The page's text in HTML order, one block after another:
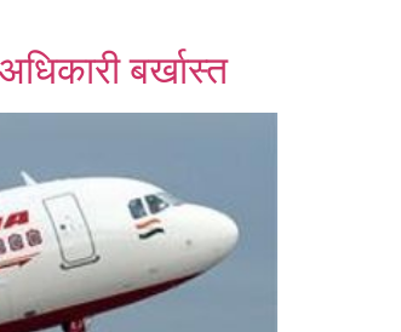
बर्खास्त